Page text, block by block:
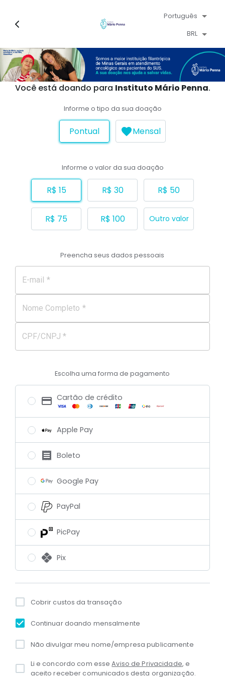
Português
BRL
Você está doando para Instituto Mário Penna.
Informe o tipo da sua doação
Pontual Mensal
Informe o valor da sua doação
R$ 15 R$ 30 R$ 50
R$ 75 R$ 100 Outro valor
Preencha seus dados pessoais
E-mail *
Nome Completo *
CPF/CNPJ *
Escolha uma forma de pagamento
Cartão de crédito
Apple Pay
Boleto
Google Pay
PayPal
PicPay
Pix
Cobrir custos da transação
Continuar doando mensalmente
Não divulgar meu nome/empresa publicamente
Li e concordo com esseAviso de Privacidade, e
aceito receber comunicados desta organização.